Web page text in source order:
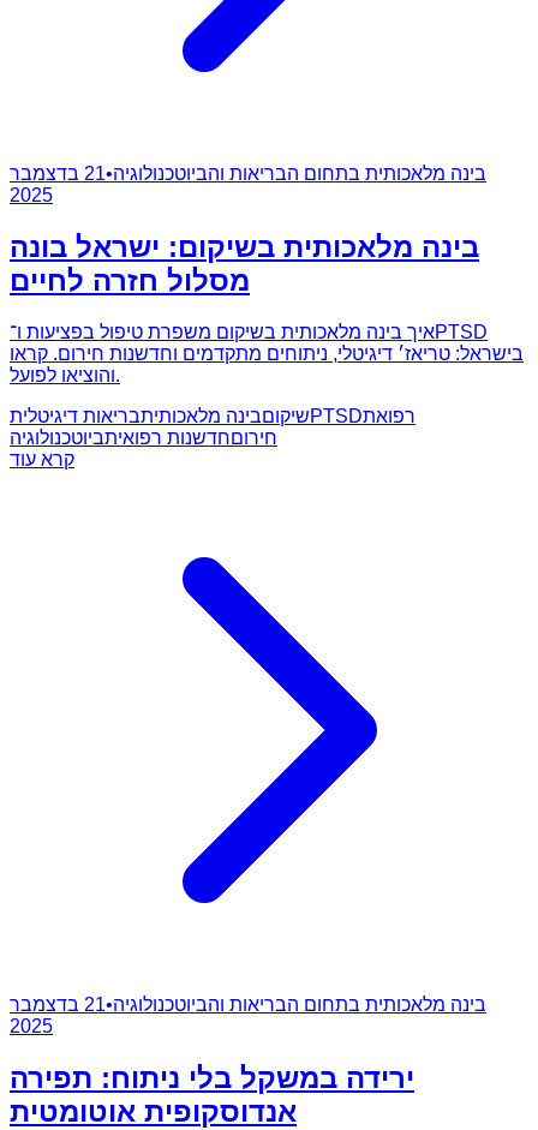
בינה מלאכותית בתחום הבריאות והביוטכנולוגיה•
21 בדצמבר
2025
בינה מלאכותית בשיקום: ישראל בונה
מסלול חזרה לחיים
איך בינה מלאכותית בשיקום משפרת טיפול בפציעות ו־PTSD
בישראל: טריאז׳ דיגיטלי, ניתוחים מתקדמים וחדשנות חירום. קראו
והוציאו לפועל.
שיקוםבינה מלאכותיתבריאות דיגיטלית PTSDרפואת
חירוםחדשנות רפואיתביוטכנולוגיה
קרא עוד
בינה מלאכותית בתחום הבריאות והביוטכנולוגיה•
21 בדצמבר
2025
ירידה במשקל בלי ניתוח: תפירה
אנדוסקופית אוטומטית